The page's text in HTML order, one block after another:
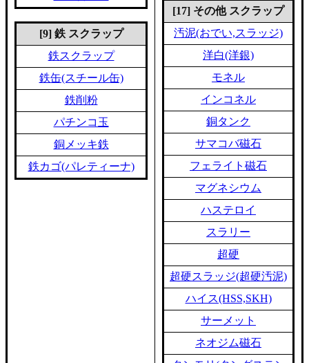
[9] 鉄 スクラップ
鉄スクラップ
鉄缶(スチール缶)
鉄削粉
パチンコ玉
銅メッキ鉄
鉄カゴ(パレティーナ)
[17] その他 スクラップ
汚泥(おでい,スラッジ)
洋白(洋銀)
モネル
インコネル
銅タンク
サマコバ磁石
フェライト磁石
マグネシウム
ハステロイ
スラリー
超硬
超硬スラッジ(超硬汚泥)
ハイス(HSS,SKH)
サーメット
ネオジム磁石